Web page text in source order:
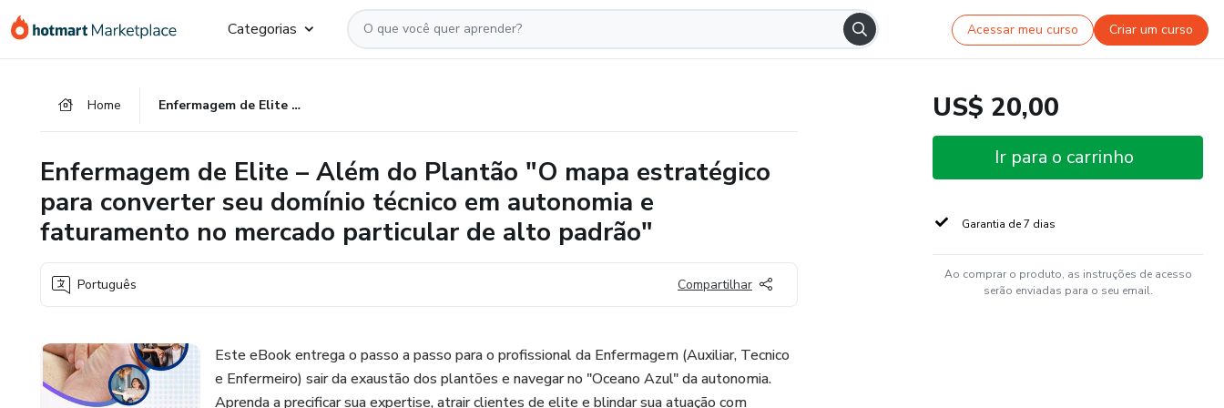
para
para
para
Categorias Acessar meu curso Criar um curso
Home Enfermagem de Elite – Além do Plantão "O mapa estratégico para converter seu domínio técnico em autonomia e faturamento no mercado particular de alto padrão"
Enfermagem de Elite – Além do Plantão "O mapa estratégico
para converter seu domínio técnico em autonomia e
faturamento no mercado particular de alto padrão"
Português Compartilhar
Este eBook entrega o passo a passo para o profissional da Enfermagem (Auxiliar, Tecnico
e Enfermeiro) sair da exaustão dos plantões e navegar no "Oceano Azul" da autonomia.
Aprenda a precificar sua expertise, atrair clientes de elite e blindar sua atuação com
US$ 20,00
Ir para o carrinho
Garantia de 7 dias
Ao comprar o produto, as instruções de acesso
serão enviadas para o seu email.